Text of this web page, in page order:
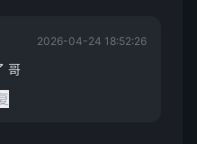
2026-04-24 18:52:26
哥